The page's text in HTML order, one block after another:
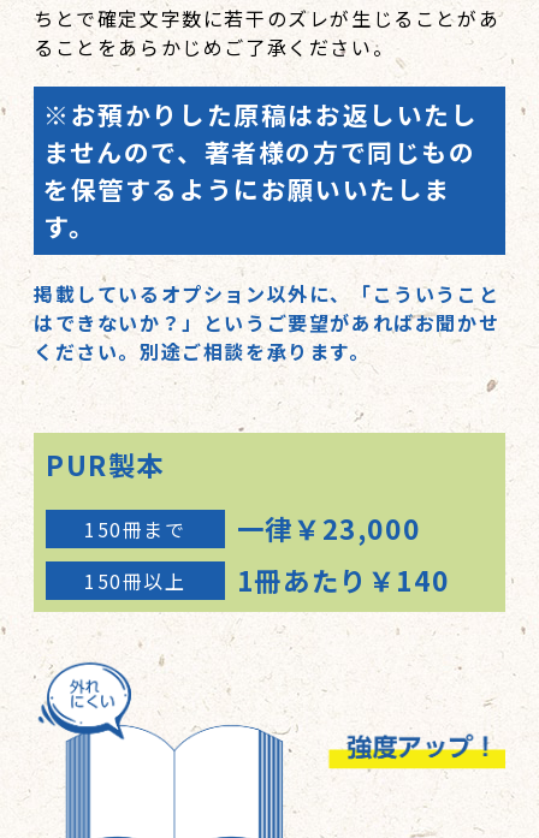
ちとで確定文字数に若干のズレが生じることがあ
ることをあらかじめご了承ください。
※お預かりした原稿はお返しいたし
ませんので、著者様の方で同じもの
を保管するようにお願いいたしま
す。
掲載しているオプション以外に、「こういうこと
はできないか？」というご要望があればお聞かせ
ください。別途ご相談を承ります。
PUR製本
150冊まで 一律￥23,000
150冊以上 1冊あたり￥140